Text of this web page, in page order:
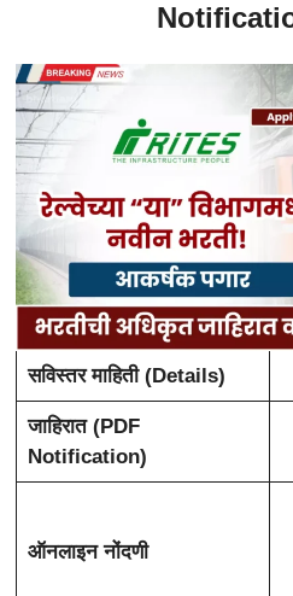
सविस्तर माहिती (Details)
जाहिरात (PDF
Notification)
ऑनलाइन नोंदणी